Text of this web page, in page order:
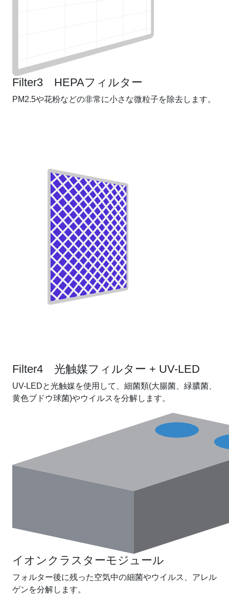
Filter3 HEPAフィルター
PM2.5や花粉などの非常に小さな微粒子を除去します。
Filter4 光触媒フィルター + UV-LED
UV-LEDと光触媒を使用して、細菌類(大腸菌、緑膿菌、
黄色ブドウ球菌)やウイルスを分解します。
イオンクラスターモジュール
フォルター後に残った空気中の細菌やウイルス、アレル
ゲンを分解します。